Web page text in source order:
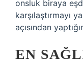
onsluk biraya
karşılaştırmayı
açısından
EN